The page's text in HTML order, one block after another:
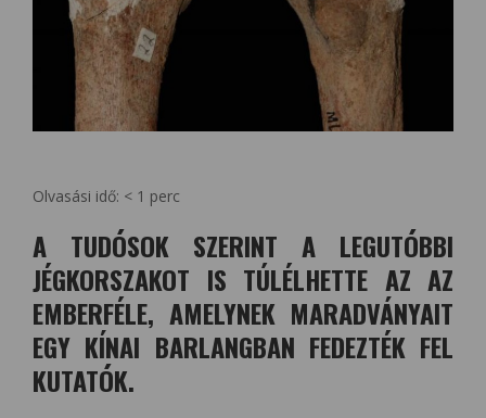
Olvasási idő: < 1 perc
A TUDÓSOK SZERINT A LEGUTÓBBI
JÉGKORSZAKOT IS TÚLÉLHETTE AZ AZ
EMBERFÉLE, AMELYNEK MARADVÁNYAIT
EGY KÍNAI BARLANGBAN FEDEZTÉK FEL
KUTATÓK.